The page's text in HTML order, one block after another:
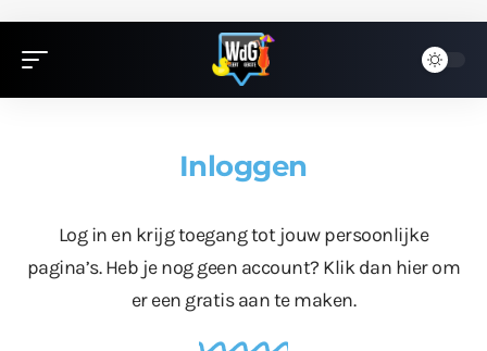
Inloggen
Log in en krijg toegang tot jouw persoonlijke
pagina’s. Heb je nog geen account? Klik dan hierom
er een gratis aan te maken.